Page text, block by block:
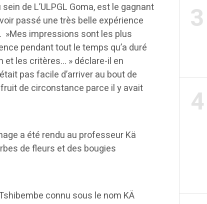
de L’ULPGL Goma, est le gagnant
passé une très belle expérience
impressions sont les plus
pendant tout le temps qu’a duré
et les critères… » déclare-il en
pas facile d’arriver au bout de
de circonstance parce il y avait
a été rendu au professeur Kä
de fleurs et des bougies
connu sous le nom KÄ
3
4